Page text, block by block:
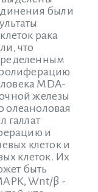
были
рака
что
MDA-
железы
олеаноловая
галлат
и
клеток и
клеток. Их
быть
Wnt/β -